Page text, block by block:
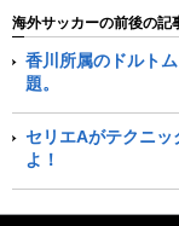
海外サッカーの前後の記
香川所属のドルト
題。
セリエAがテクニッ
よ！